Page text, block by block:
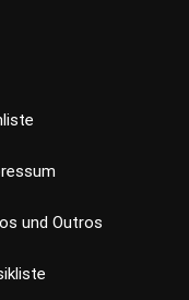
und Outros